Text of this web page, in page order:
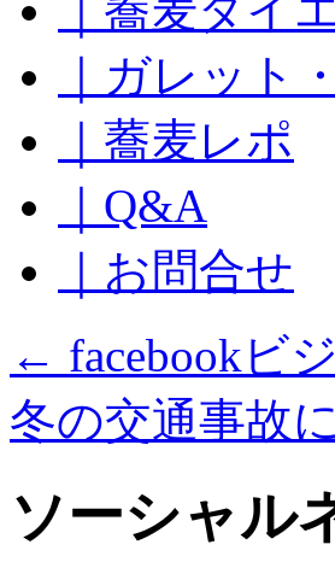
｜ガレット
｜蕎麦レポ
｜Q&A
｜お問合せ
← facebookビ
冬の交通事故
ソーシャル